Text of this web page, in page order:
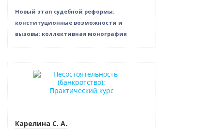
Новый этап судебной реформы:
конституционные возможности и
вызовы: коллективная монография
Новинка
Карелина С. А.